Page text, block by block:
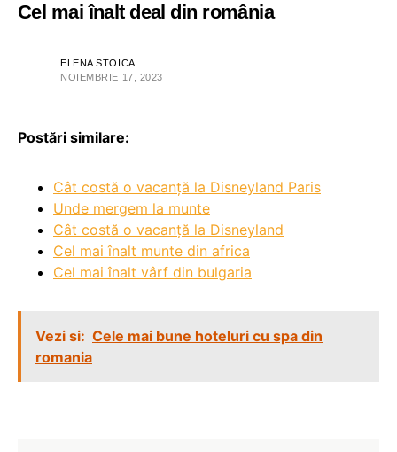
Cel mai înalt deal din românia
ELENA STOICA
NOIEMBRIE 17, 2023
Postări similare:
Cât costă o vacanță la Disneyland Paris
Unde mergem la munte
Cât costă o vacanță la Disneyland
Cel mai înalt munte din africa
Cel mai înalt vârf din bulgaria
Vezi si: Cele mai bune hoteluri cu spa din
romania